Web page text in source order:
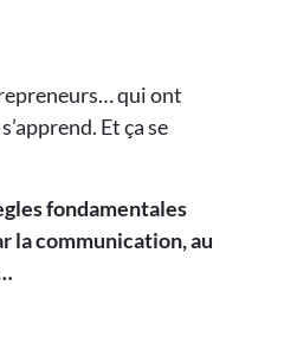
qui ont
Et ça se
fondamentales
la communication, au